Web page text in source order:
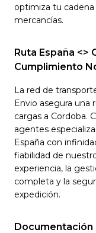
optimiza tu
mercancías.
Ruta España <>
Cumplimiento
La red de
Envio asegura una
cargas a Cordoba.
agentes
España con
fiabilidad de
experiencia, la
completa y la
expedición.
Documentación